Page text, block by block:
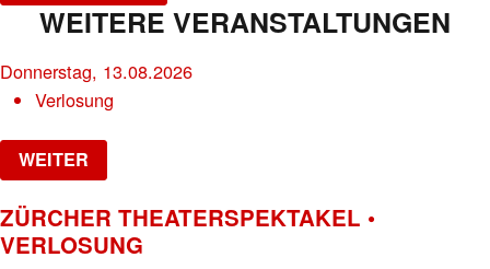
WEITERE VERANSTALTUNGEN
Donnerstag, 13.08.2026
Verlosung
WEITER
ZÜRCHER THEATERSPEKTAKEL •
VERLOSUNG